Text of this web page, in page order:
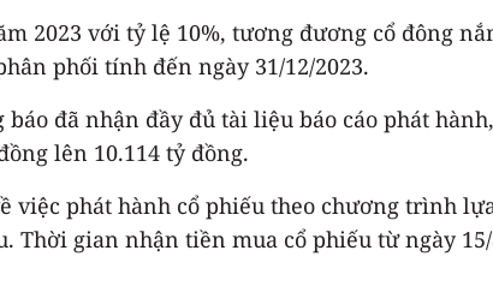
2023 với tỷ lệ 10%, tương đương cổ đông
phối tính đến ngày 31/12/2023.
đã nhận đầy đủ tài liệu báo cáo phát
lên 10.114 tỷ đồng.
việc phát hành cổ phiếu theo chương trình
Thời gian nhận tiền mua cổ phiếu từ ngày